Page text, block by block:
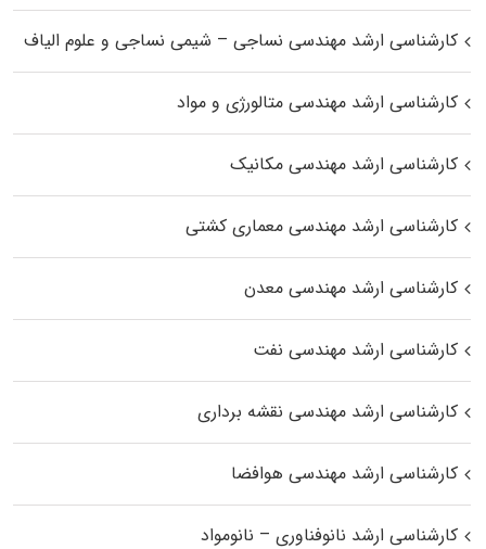
کارشناسی ارشد مهندسی نساجی – شیمی نساجی و علوم الیاف
کارشناسی ارشد مهندسی متالورژی و مواد
کارشناسی ارشد مهندسی مکانیک
کارشناسی ارشد مهندسی معماری کشتی
کارشناسی ارشد مهندسی معدن
کارشناسی ارشد مهندسی نفت
کارشناسی ارشد مهندسی نقشه برداری
کارشناسی ارشد مهندسی هوافضا
کارشناسی ارشد نانوفناوری – نانومواد